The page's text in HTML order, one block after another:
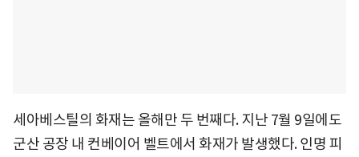
세아베스틸의 화재는 올해만 두 번째다. 지난 7월 9일에도
군산 공장 내 컨베이어 벨트에서 화재가 발생했다. 인명 피